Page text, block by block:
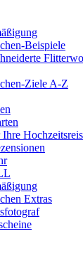
Beispiele
Ziele A-Z
Extras